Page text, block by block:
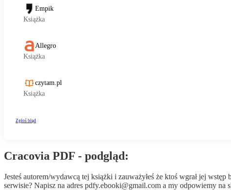
Cracovia PDF - podgląd:
Jesteś autorem/wydawcą tej książki i zauważyłeś że ktoś wgrał jej
serwisie? Napisz na adres pdfy.ebooki@gmail.com a my odpowiemy na